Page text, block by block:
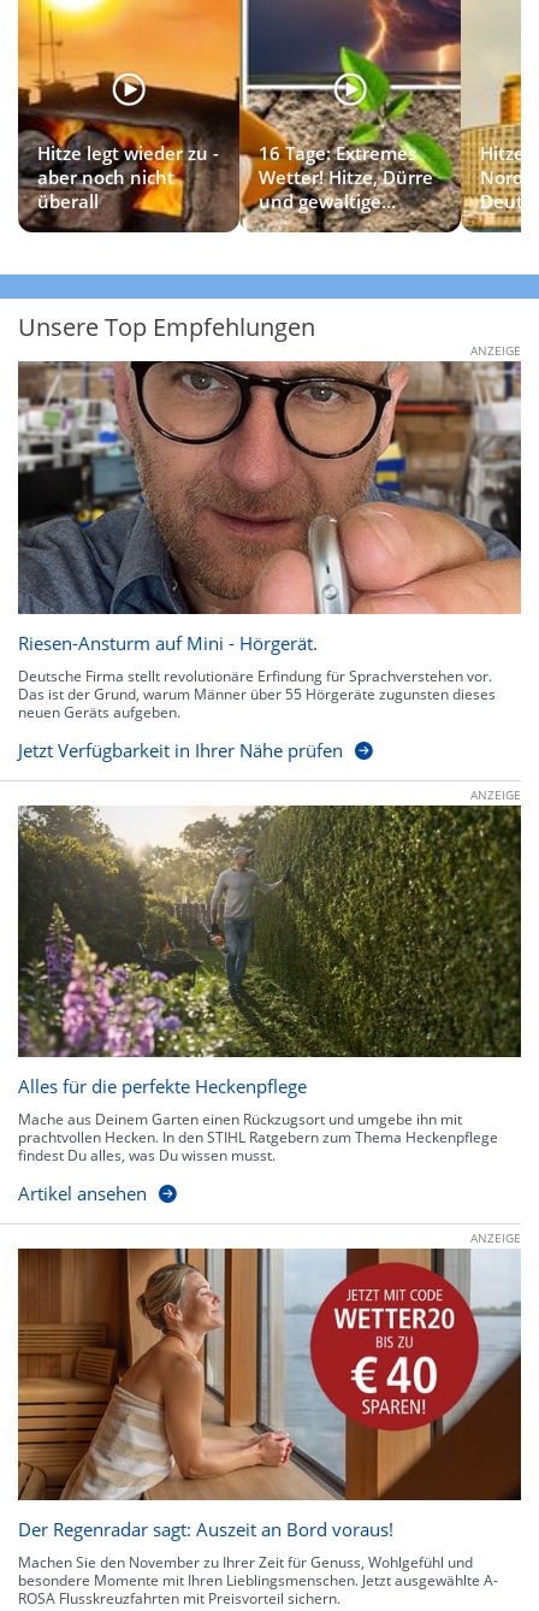
Hitze legt wieder zu -
aber noch nicht
überall
16 Tage: Extremes
Wetter! Hitze, Dürre
und gewaltige
Gewitter
Unsere Top Empfehlungen
ANZEIGE
Riesen-Ansturm auf Mini - Hörgerät.
Deutsche Firma stellt revolutionäre Erfindung für Sprachverstehen vor.
Das ist der Grund, warum Männer über 55 Hörgeräte zugunsten dieses
neuen Geräts aufgeben.
Jetzt Verfügbarkeit in Ihrer Nähe prüfen
ANZEIGE
Alles für die perfekte Heckenpflege
Mache aus Deinem Garten einen Rückzugsort und umgebe ihn mit
prachtvollen Hecken. In den STIHL Ratgebern zum Thema Heckenpflege
findest Du alles, was Du wissen musst.
Artikel ansehen
ANZEIGE
Der Regenradar sagt: Auszeit an Bord voraus!
Machen Sie den November zu Ihrer Zeit für Genuss, Wohlgefühl und
besondere Momente mit Ihren Lieblingsmenschen. Jetzt ausgewählte A-
ROSA Flusskreuzfahrten mit Preisvorteil sichern.